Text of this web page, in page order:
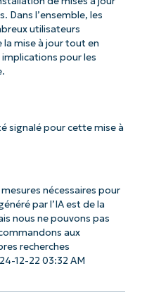
Dans l’ensemble, les
utilisateurs
la mise à jour tout en
pour les
signalé pour cette mise à
nécessaires pour
par l’IA est de la
nous ne pouvons pas
aux
recherches
12-22 03:32 AM